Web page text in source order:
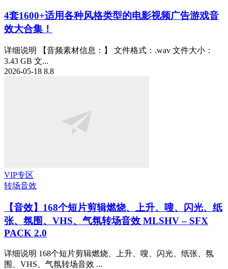
4套1600+适用各种风格类型的电影视频广告游戏音
效大合集！
详细说明 【音频素材信息：】 文件格式：.wav 文件大小：
3.43 GB 文...
2026-05-18 8.8
VIP专区
转场音效
【音效】168个短片剪辑燃烧、上升、嗖、闪光、纸
张、氛围、VHS、气氛转场音效 MLSHV – SFX
PACK 2.0
详细说明 168个短片剪辑燃烧、上升、嗖、闪光、纸张、氛
围、VHS、气氛转场音效 ...